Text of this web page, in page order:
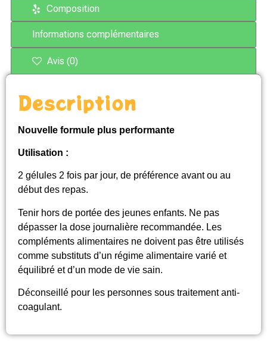
Composition
Informations complémentaires
Avis (0)
Description
Nouvelle formule plus performante
Utilisation :
2 gélules 2 fois par jour, de préférence avant ou au
début des repas.
Tenir hors de portée des jeunes enfants. Ne pas
dépasser la dose journalière recommandée. Les
compléments alimentaires ne doivent pas être utilisés
comme substituts d’un régime alimentaire varié et
équilibré et d’un mode de vie sain.
Déconseillé pour les personnes sous traitement anti-
coagulant.